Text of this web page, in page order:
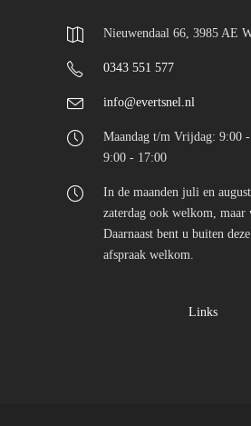
Nieuwendaal 66, 3985 AE
0343 551 577
info@evertsnel.nl
Maandag t/m Vrijdag: 9:00
9:00 - 17:00
In de maanden juli en
zaterdag ook welkom, maar
Daarnaast bent u buiten
afspraak welkom.
Links